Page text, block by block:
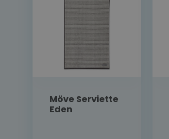
Möve Serviette
Eden